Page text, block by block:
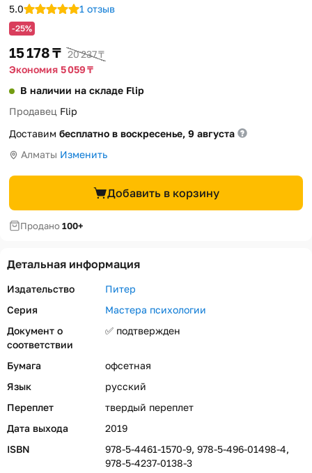
5.0
1 отзыв
-25%
15 178 ₸ 20 237 ₸
Экономия 5 059 ₸
В наличии на складе Flip
Продавец Flip
Доставим бесплатно в воскресенье, 9 августа
Алматы Изменить
Добавить в корзину
Продано100+
Детальная информация
Издательство
Питер
Серия
Мастера психологии
Документ о
соответствии
✅ подтвержден
Бумага
офсетная
Язык
русский
Переплет
твердый переплет
Дата выхода
2019
ISBN
978-5-4461-1570-9, 978-5-496-01498-4,
978-5-4237-0138-3